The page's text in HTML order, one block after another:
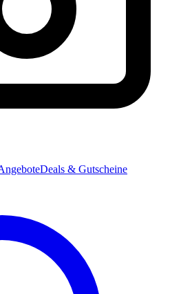
Deals & Gutscheine